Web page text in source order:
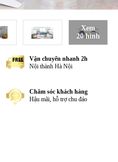
Xem
20 hình
Vận chuyển nhanh 2h
Nội thành Hà Nội
Chăm sóc khách hàng
Hậu mãi, hỗ trợ chu đáo